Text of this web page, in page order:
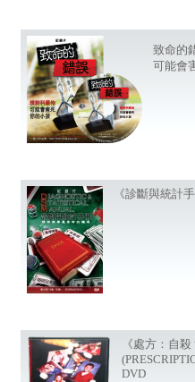
致命的
可能會
《診斷與統計
《處方：自殺
DVD